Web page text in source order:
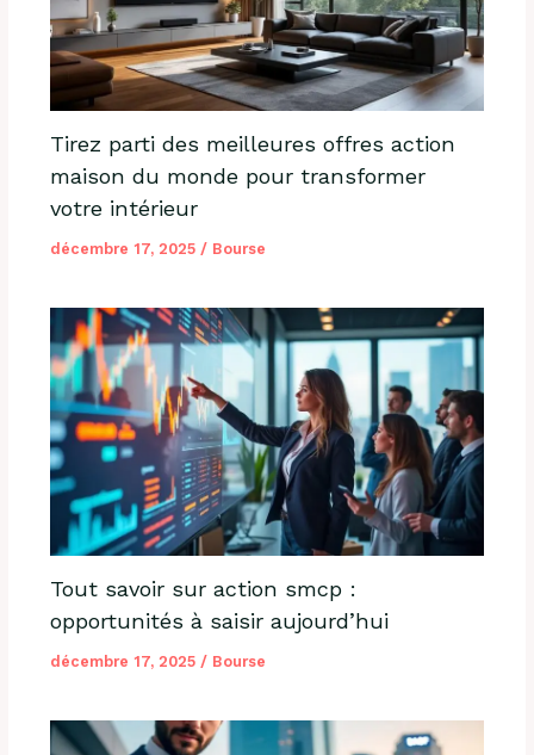
Tirez parti des meilleures offres action
maison du monde pour transformer
votre intérieur
décembre 17, 2025 / Bourse
Tout savoir sur action smcp :
opportunités à saisir aujourd’hui
décembre 17, 2025 / Bourse